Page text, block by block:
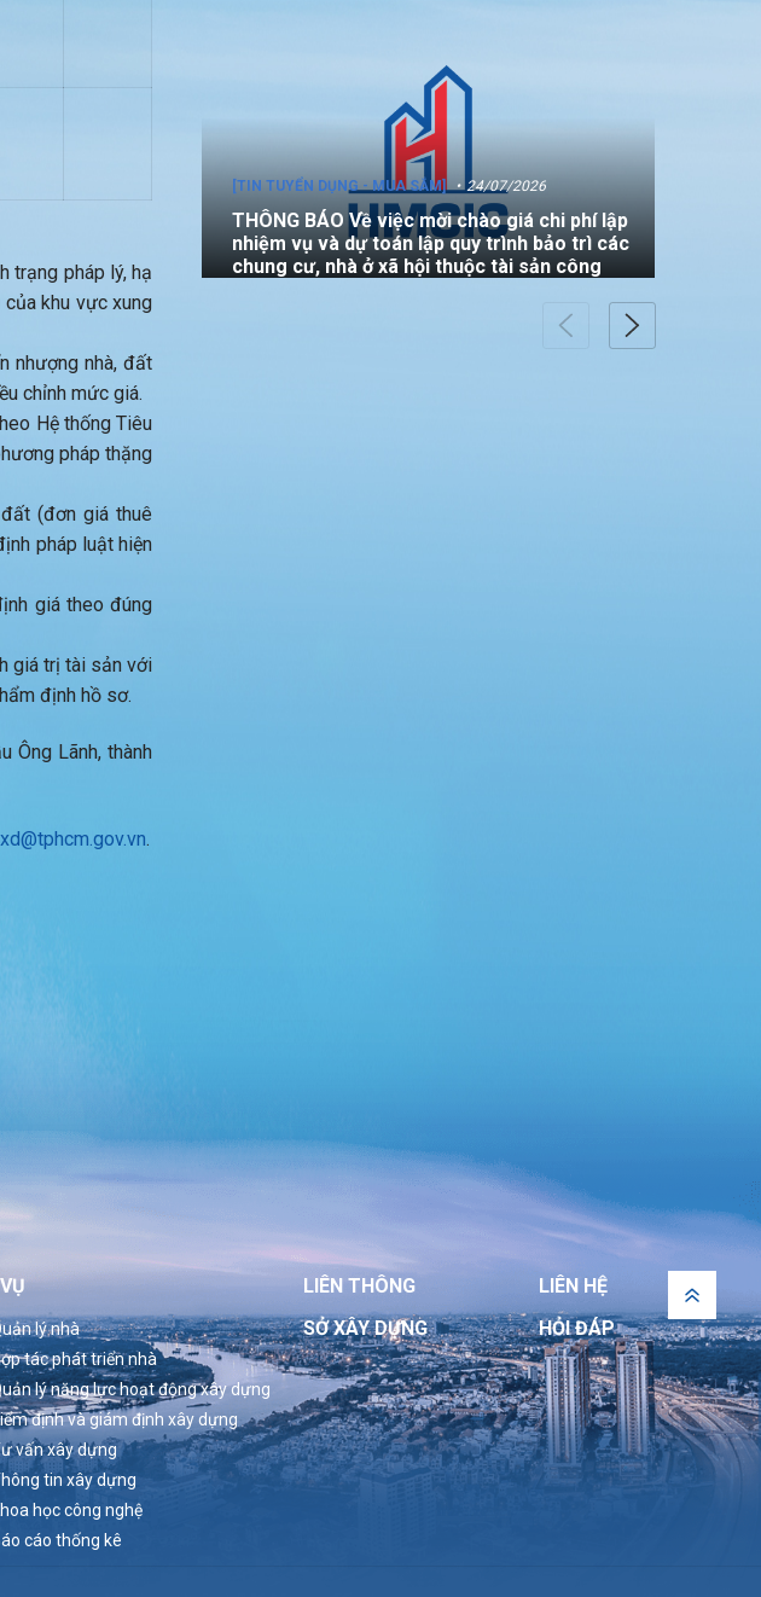
trạng pháp lý, hạ
khu vực xung
nhượng nhà, đất
chỉnh mức giá.
Hệ thống Tiêu
pháp thặng
(đơn giá thuê
pháp luật hiện
giá theo đúng
giá trị tài sản với
định hồ sơ.
Ông Lãnh, thành
.
[TIN TUYỂN DỤNG - MUA SẮM] 24/07/2026
THÔNG BÁO Về việc mời chào giá chi phí lập
nhiệm vụ và dự toán lập quy trình bảo trì các
chung cư, nhà ở xã hội thuộc tài sản công
lý nhà
tác phát triển nhà
lý năng lực hoạt động xây dựng
định và giám định xây dựng
vấn xây dựng
tin xây dựng
học công nghệ
cáo thống kê
LIÊN THÔNG
SỞ XÂY DỰNG
LIÊN HỆ
HỎI ĐÁP